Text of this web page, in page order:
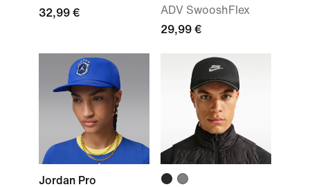
32,99 €
ADV SwooshFlex
29,99 €
Jordan Pro